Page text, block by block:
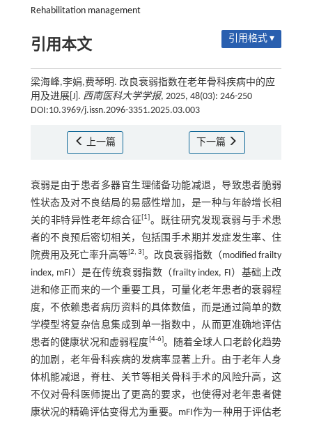
Rehabilitation management
引用本文 引用格式 ▾
梁海峰,李娟,费琴明. 改良衰弱指数在老年骨科疾病中的应
用及进展[J]. 西南医科大学学报, 2025, 48(03): 246-250
DOI:10.3969/j.issn.2096-3351.2025.03.003
上一篇 下一篇
衰弱是由于患者多器官生理储备功能减退，导致患者脆弱
性状态及对不良结局的易感性增加，是一种与年龄增长相
关的非特异性老年综合征[1]。既往研究发现衰弱与手术患
者的不良预后密切相关，包括围手术期并发症发生率、住
院费用及死亡率升高等[2,3]。改良衰弱指数（modified frailty
index, mFI）是在传统衰弱指数（frailty index, FI）基础上改
进和修正而来的一个重要工具，可量化老年患者的衰弱程
度，不依赖患者病历资料的具体数值，而是通过简单的数
学模型将复杂信息集成到单一指数中，从而更准确地评估
患者的健康状况和虚弱程度[4-6]。随着全球人口老龄化趋势
的加剧，老年骨科疾病的发病率显著上升。由于老年人身
体机能减退，脊柱、关节等相关骨科手术的风险升高，这
不仅对骨科医师提出了更高的要求，也使得对老年患者健
康状况的精确评估变得尤为重要。mFI作为一种用于评估老